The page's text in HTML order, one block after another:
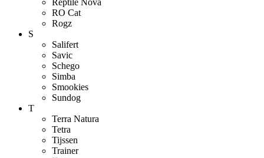
RO Cat
Rogz
S
Salifert
Savic
Schego
Simba
Smookies
Sundog
T
Terra Natura
Tetra
Tijssen
Trainer